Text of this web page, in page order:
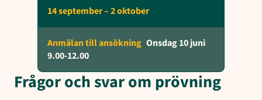
14 september – 2 oktober
Onsdag 10 juni
9.00-12.00
Frågor och svar om prövning